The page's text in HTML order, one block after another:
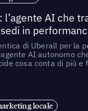
l’agente AI che
in
di Uberall per la
AI autonomo
cosa conta di più e
locale